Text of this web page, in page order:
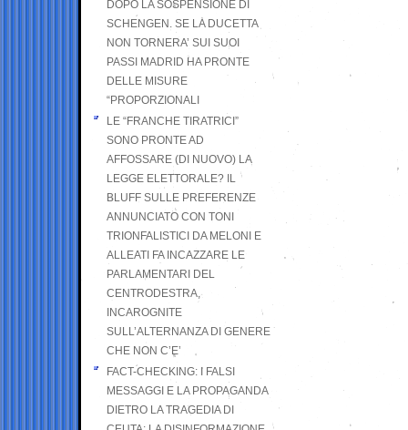
DOPO LA SOSPENSIONE DI
SCHENGEN. SE LA DUCETTA
NON TORNERA’ SUI SUOI
PASSI MADRID HA PRONTE
DELLE MISURE
“PROPORZIONALI
LE “FRANCHE TIRATRICI”
SONO PRONTE AD
AFFOSSARE (DI NUOVO) LA
LEGGE ELETTORALE? IL
BLUFF SULLE PREFERENZE
ANNUNCIATO CON TONI
TRIONFALISTICI DA MELONI E
ALLEATI FA INCAZZARE LE
PARLAMENTARI DEL
CENTRODESTRA,
INCAROGNITE
SULL’ALTERNANZA DI GENERE
CHE NON C’E’
FACT-CHECKING: I FALSI
MESSAGGI E LA PROPAGANDA
DIETRO LA TRAGEDIA DI